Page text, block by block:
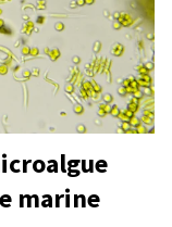
marine